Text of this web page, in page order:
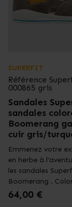
SUPERFIT
Référence
000865 gris
Sandales
sandales
Boomerang
cuir gris/
Emmenez votre
en herbe à
les sandales
Boomerang .
Prix
64,00 €